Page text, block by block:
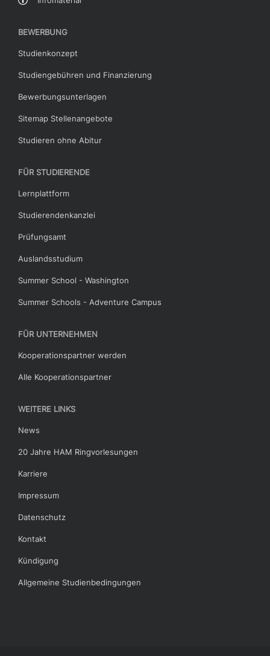
BEWERBUNG
Studienkonzept
Studiengebühren und Finanzierung
Bewerbungsunterlagen
Sitemap Stellenangebote
Studieren ohne Abitur
FÜR STUDIERENDE
Lernplattform
Studierendenkanzlei
Prüfungsamt
Auslandsstudium
Summer School - Washington
Summer Schools - Adventure Campus
FÜR UNTERNEHMEN
Kooperationspartner werden
Alle Kooperationspartner
WEITERE LINKS
News
20 Jahre HAM Ringvorlesungen
Karriere
Impressum
Datenschutz
Kontakt
Kündigung
Allgemeine Studienbedingungen